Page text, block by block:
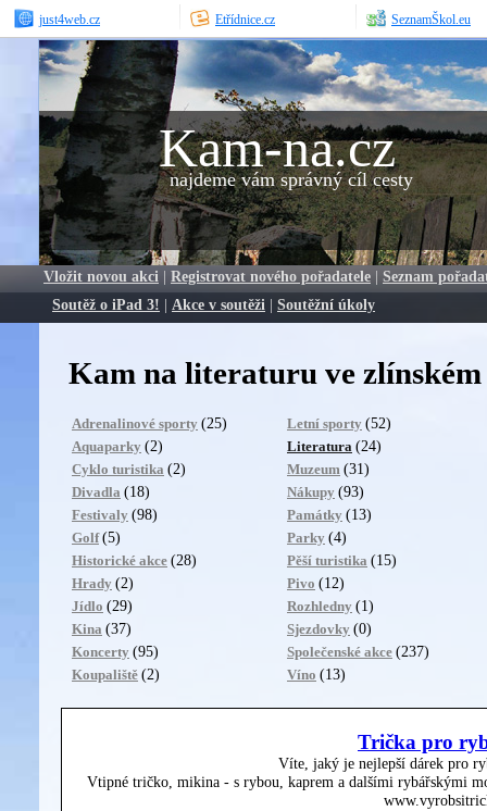
just4web.cz Etřídnice.cz SeznamŠkol.eu
Kam-na.cz
najdeme vám správný cíl cesty
Vložit novou akci | Registrovat nového pořadatele | Seznam
Soutěž o iPad 3! | Akce v soutěži | Soutěžní úkoly
Kam na literaturu ve
Adrenalinové sporty (25)
Aquaparky (2)
Cyklo turistika (2)
Divadla (18)
Festivaly (98)
Golf (5)
Historické akce (28)
Hrady (2)
Jídlo (29)
Kina (37)
Koncerty (95)
Koupaliště (2)
Letní sporty (52)
Literatura (24)
Muzeum (31)
Nákupy (93)
Památky (13)
Parky (4)
Pěší turistika (15)
Pivo (12)
Rozhledny (1)
Sjezdovky (0)
Společenské akce (237)
Víno (13)
Trička pro
Víte, jaký je nejlepší dárek pro
Vtipné tričko, mikina - s rybou, kaprem a dalšími rybářskými